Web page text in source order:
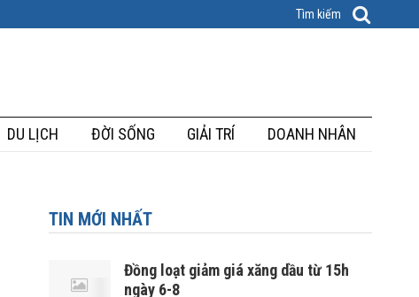
DU LỊCH ĐỜI SỐNG GIẢI TRÍ DOANH NHÂN
TIN MỚI NHẤT
Đồng loạt giảm giá xăng dầu từ 15h
ngày 6-8